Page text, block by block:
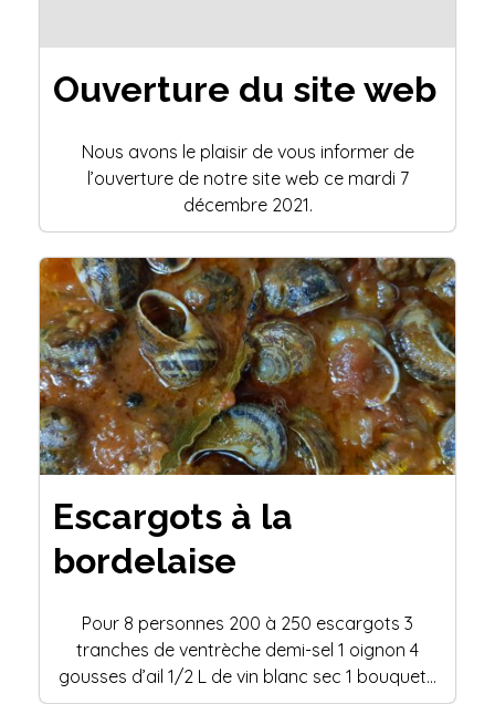
Ouverture du site web
Nous avons le plaisir de vous informer de
l’ouverture de notre site web ce mardi 7
décembre 2021.
Escargots à la
bordelaise
Pour 8 personnes 200 à 250 escargots 3
tranches de ventrèche demi-sel 1 oignon 4
gousses d’ail 1/2 L de vin blanc sec 1 bouquet…